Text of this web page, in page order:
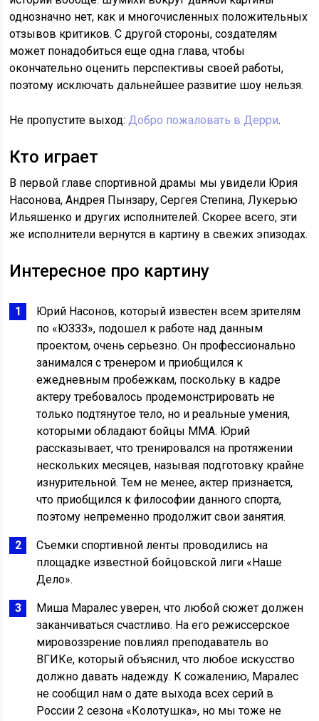
однозначно нет, как и многочисленных положительных
отзывов критиков. С другой стороны, создателям
может понадобиться еще одна глава, чтобы
окончательно оценить перспективы своей работы,
поэтому исключать дальнейшее развитие шоу нельзя.
Не пропустите выход:Добро пожаловать в Дерри.
Кто играет
В первой главе спортивной драмы мы увидели Юрия
Насонова, Андрея Пынзару, Сергея Степина, Лукерью
Ильяшенко и других исполнителей. Скорее всего, эти
же исполнители вернутся в картину в свежих эпизодах.
Интересное про картину
Юрий Насонов, который известен всем зрителям
по «ЮЗЗЗ», подошел к работе над данным
проектом, очень серьезно. Он профессионально
занимался с тренером и приобщился к
ежедневным пробежкам, поскольку в кадре
актеру требовалось продемонстрировать не
только подтянутое тело, но и реальные умения,
которыми обладают бойцы ММА. Юрий
рассказывает, что тренировался на протяжении
нескольких месяцев, называя подготовку крайне
изнурительной. Тем не менее, актер признается,
что приобщился к философии данного спорта,
поэтому непременно продолжит свои занятия.
Съемки спортивной ленты проводились на
площадке известной бойцовской лиги «Наше
Дело».
Миша Маралес уверен, что любой сюжет должен
заканчиваться счастливо. На его режиссерское
мировоззрение повлиял преподаватель во
ВГИКе, который объяснил, что любое искусство
должно давать надежду. К сожалению, Маралес
не сообщил нам о дате выхода всех серий в
России 2 сезона «Колотушка», но мы тоже не